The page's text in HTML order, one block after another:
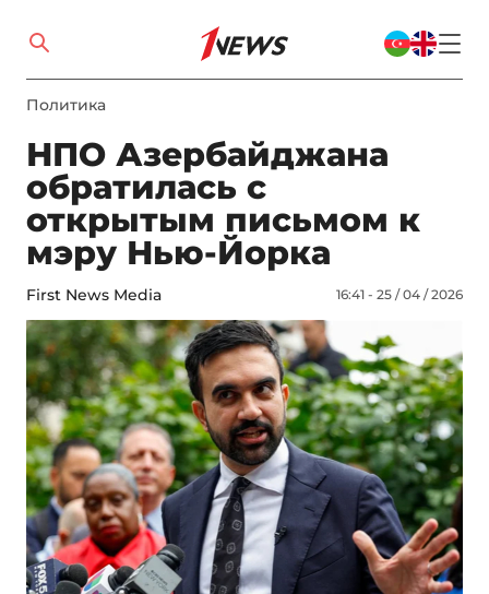
Политика
НПО Азербайджана
обратилась с
открытым письмом к
мэру Нью-Йорка
First News Media 16:41 - 25 / 04 / 2026